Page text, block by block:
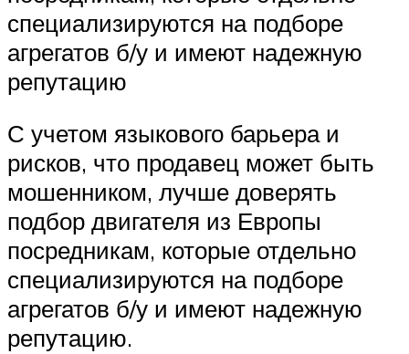
специализируются на подборе
агрегатов б/у и имеют надежную
репутацию
С учетом языкового барьера и
рисков, что продавец может быть
мошенником, лучше доверять
подбор двигателя из Европы
посредникам, которые отдельно
специализируются на подборе
агрегатов б/у и имеют надежную
репутацию.